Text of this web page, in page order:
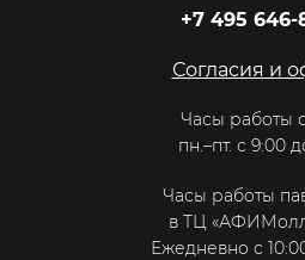
+7 495 646-
Согласия и
Часы работы
пн.–пт. с 9:00
Часы работы
в ТЦ
Ежедневно с